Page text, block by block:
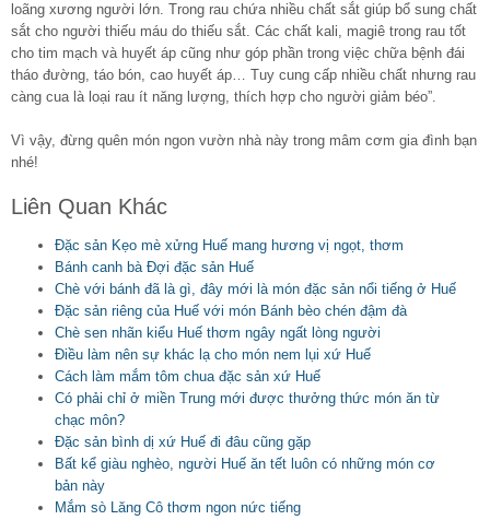
loãng xương người lớn. Trong rau chứa nhiều chất sắt giúp bổ sung chất
sắt cho người thiếu máu do thiếu sắt. Các chất kali, magiê trong rau tốt
cho tim mạch và huyết áp cũng như góp phần trong việc chữa bệnh đái
tháo đường, táo bón, cao huyết áp… Tuy cung cấp nhiều chất nhưng rau
càng cua là loại rau ít năng lượng, thích hợp cho người giảm béo”.
Vì vậy, đừng quên món ngon vườn nhà này trong mâm cơm gia đình bạn
nhé!
Liên Quan Khác
Đặc sản Kẹo mè xửng Huế mang hương vị ngọt, thơm
Bánh canh bà Đợi đặc sản Huế
Chè với bánh đã là gì, đây mới là món đặc sản nổi tiếng ở Huế
Đặc sản riêng của Huế với món Bánh bèo chén đậm đà
Chè sen nhãn kiểu Huế thơm ngây ngất lòng người
Điều làm nên sự khác lạ cho món nem lụi xứ Huế
Cách làm mắm tôm chua đặc sản xứ Huế
Có phải chỉ ở miền Trung mới được thưởng thức món ăn từ
chạc môn?
Đặc sản bình dị xứ Huế đi đâu cũng gặp
Bất kể giàu nghèo, người Huế ăn tết luôn có những món cơ
bản này
Mắm sò Lăng Cô thơm ngon nức tiếng